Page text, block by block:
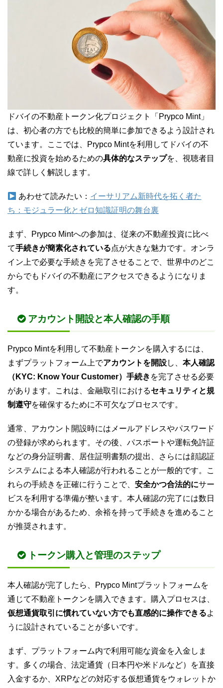
ドバイの不動産トークン化プロジェクト「Prypco Mint」
は、初心者の方でも比較的簡単に参加できるよう設計され
ています。ここでは、Prypco Mintを利用してドバイの不
動産に投資を始めるための具体的なステップを、視聴者目
線で詳しく解説します。
あわせて読みたい： イーサリアム新時代を拓く者た
ち：モジュラー化とゼロ知識証明の舞台裏
まず、Prypco Mintへの参加は、従来の不動産投資に比べ
て手続きが簡素化されている点が大きな魅力です。オンラ
イン上で必要な手続きを完了させることで、世界中のどこ
からでもドバイの不動産にアクセスできるようになりま
す。
アカウント開設と本人確認の手順
Prypco Mintを利用して不動産トークンを購入するには、
まずプラットフォーム上でアカウントを開設し、 本人確認
（KYC: Know Your Customer）手続き を完了させる必要
があります。これは、金融取引におけるセキュリティと規
制遵守を確保するために不可欠なプロセスです。
通常、アカウント開設時にはメールアドレスやパスワード
の登録が求められます。その後、パスポートや運転免許証
などの身分証明書、居住証明書類の提出、さらには顔認証
システムによる本人確認が行われることが一般的です。こ
れらの手続きを正確に行うことで、 安全かつ合法的にサー
ビスを利用する準備が整います。本人確認の完了には数日
かかる場合があるため、余裕を持って手続きを進めること
が推奨されます。
トークン購入と管理のステップ
本人確認が完了したら、Prypco Mintプラットフォームを
通じて不動産トークンを購入できます。購入プロセスは、
仮想通貨取引に慣れていない方でも直感的に操作できるよ
うに設計されていることが多いです。
まず、プラットフォーム内で利用可能な資金を入金しま
す。多くの場合、法定通貨（日本円や米ドルなど）を直接
入金するか、XRPなどの対応する仮想通貨をウォレットか